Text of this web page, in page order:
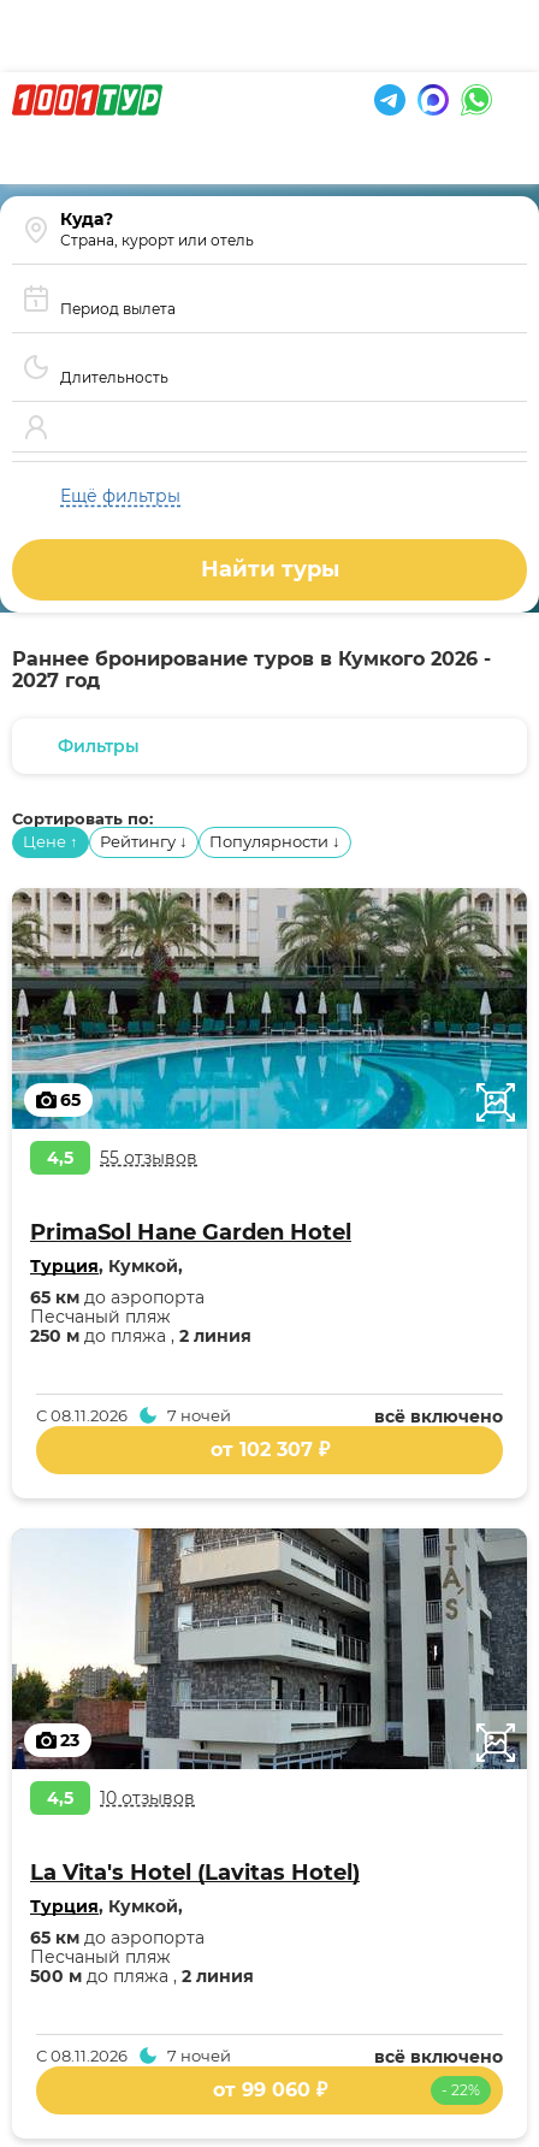
Страна, курорт или отель
Период вылета
Длительность
Ещё фильтры
Найти туры
Раннее бронирование туров в Кумкого 2026 -
2027 год
Фильтры
Сортировать по:
Цене ↑ Рейтингу ↓ Популярности ↓
65
4,5 55 отзывов
PrimaSol Hane Garden Hotel
Турция, Кумкой,
250 м до пляжа , 2 линия
Песчаный пляж
65 км до аэропорта
всё включено
С08.11.2026 7 ночей
от 102 307 ₽
23
4,5 10 отзывов
La Vita's Hotel (Lavitas Hotel)
Турция, Кумкой,
500 м до пляжа , 2 линия
Песчаный пляж
65 км до аэропорта
всё включено
С08.11.2026 7 ночей
- 22%
от 99 060 ₽